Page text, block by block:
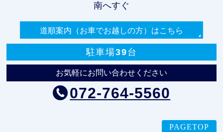
南へすぐ
道順案内（お車でお越しの方） はこちら
駐車場39台
お気軽にお問い合わせください
072-764-5560
PAGETOP